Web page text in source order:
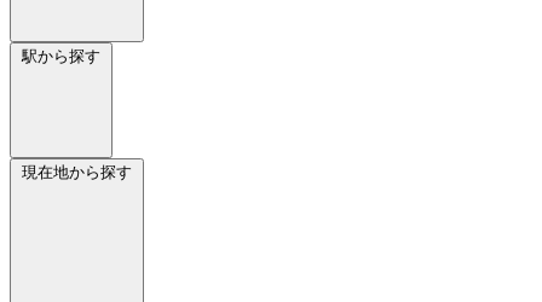
駅から探す
現在地から探す